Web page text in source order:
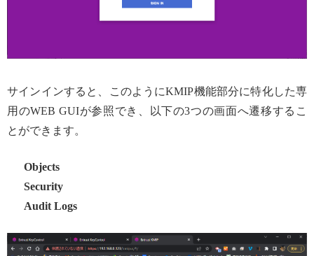
サインインすると、このようにKMIP機能部分に特化した専
用のWEB GUIが参照でき、以下の3つの画面へ遷移するこ
とができます。
Objects
Security
Audit Logs